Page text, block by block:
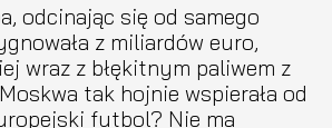
odcinając się od samego
z miliardów euro,
wraz z błękitnym paliwem z
tak hojnie wspierała od
futbol? Nie ma